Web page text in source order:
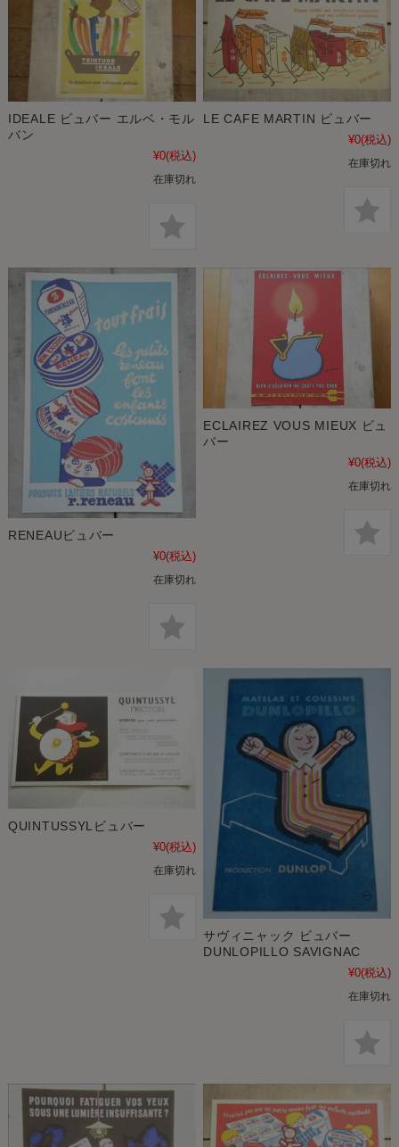
IDEALE ビュバー エルベ・モル
バン
¥0(税込)
在庫切れ
LE CAFE MARTIN ビュバー
¥0(税込)
在庫切れ
RENEAUビュバー
¥0(税込)
在庫切れ
ECLAIREZ VOUS MIEUX ビュ
バー
¥0(税込)
在庫切れ
QUINTUSSYLビュバー
¥0(税込)
在庫切れ
サヴィニャック ビュバー
DUNLOPILLO SAVIGNAC
¥0(税込)
在庫切れ